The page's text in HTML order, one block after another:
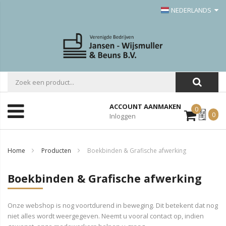
NEDERLANDS
ACCOUNT AANMAKEN
Inloggen
0Mijn
Offerte
0
Home Producten Boekbinden & Grafische afwerking
Boekbinden & Grafische afwerking
Onze webshop is nog voortdurend in beweging. Dit betekent dat nog
niet alles wordt weergegeven. Neemt u vooral contact op, indien